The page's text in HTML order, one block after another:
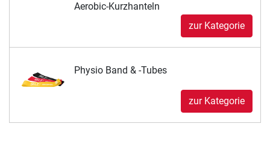
Aerobic-Kurzhanteln
zur Kategorie
Physio Band & -Tubes
zur Kategorie